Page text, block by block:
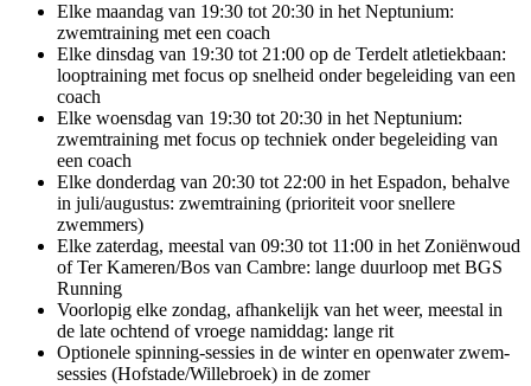
Elke maandag van 19:30 tot 20:30 in het Neptunium:
zwemtraining met een coach
Elke dinsdag van 19:30 tot 21:00 op de Terdelt atletiekbaan:
looptraining met focus op snelheid onder begeleiding van een
coach
Elke woensdag van 19:30 tot 20:30 in het Neptunium:
zwemtraining met focus op techniek onder begeleiding van
een coach
Elke donderdag van 20:30 tot 22:00 in het Espadon, behalve
in juli/augustus: zwemtraining (prioriteit voor snellere
zwemmers)
Elke zaterdag, meestal van 09:30 tot 11:00 in het Zoniënwoud
of Ter Kameren/Bos van Cambre: lange duurloop met BGS
Running
Voorlopig elke zondag, afhankelijk van het weer, meestal in
de late ochtend of vroege namiddag: lange rit
Optionele spinning-sessies in de winter en openwater zwem-
sessies (Hofstade/Willebroek) in de zomer